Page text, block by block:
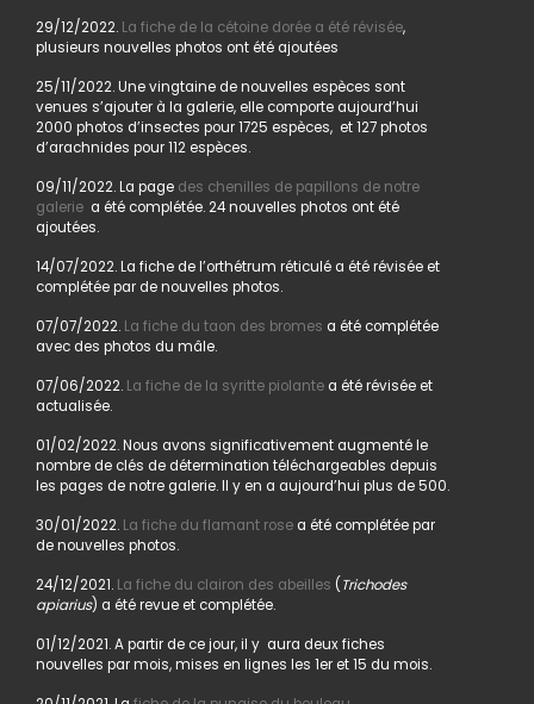
29/12/2022. La fiche de la cétoine dorée a été révisée,
plusieurs nouvelles photos ont été ajoutées
25/11/2022. Une vingtaine de nouvelles espèces sont
venues s’ajouter à la galerie, elle comporte aujourd’hui
2000 photos d’insectes pour 1725 espèces, et 127 photos
d’arachnides pour 112 espèces.
09/11/2022. La page des chenilles de papillons de notre
galerie a été complétée. 24 nouvelles photos ont été
ajoutées.
14/07/2022. La fiche de l’orthétrum réticulé a été révisée et
complétée par de nouvelles photos.
07/07/2022. La fiche du taon des bromes a été complétée
avec des photos du mâle.
07/06/2022. La fiche de la syritte piolantea été révisée et
actualisée.
01/02/2022. Nous avons significativement augmenté le
nombre de clés de détermination téléchargeables depuis
les pages de notre galerie. Il y en a aujourd’hui plus de 500.
30/01/2022. La fiche du flamant rosea été complétée par
de nouvelles photos.
24/12/2021. La fiche du clairon des abeilles ( Trichodes
apiarius) a été revue et complétée.
01/12/2021. A partir de ce jour, il y aura deux fiches
nouvelles par mois, mises en lignes les 1er et 15 du mois.